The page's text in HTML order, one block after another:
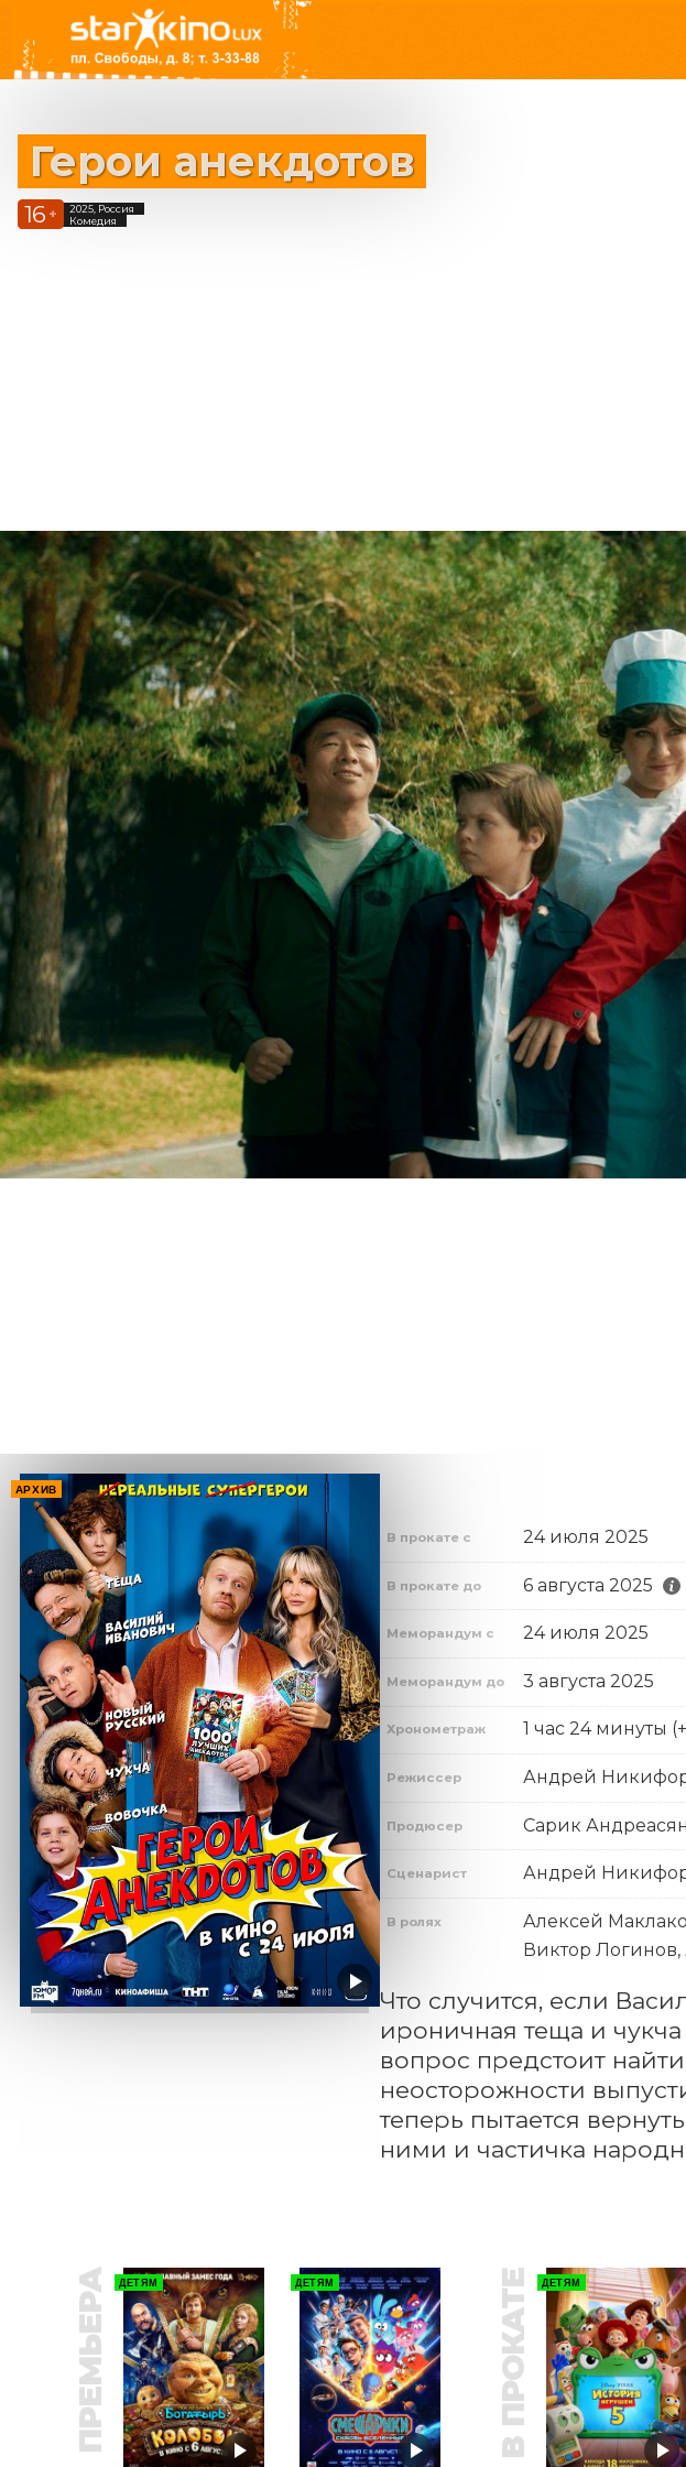
Герои анекдотов
16 +
2025, Россия
Комедия
АРХИВ
В прокате с 24 июля 2025
В прокате до 6 августа 2025
Меморандум с 24 июля 2025
Меморандум до 3 августа 2025
Хронометраж 1 час 24 минуты
Режиссер Андрей
Продюсер Сарик
Сценарист Андрей
В ролях
Алексей
Виктор
Что случится, если
ироничная теща и
вопрос предстоит
неосторожности
теперь пытается
ними и частичка
ПРЕМЬЕРА ДЕТЯМ ДЕТЯМ В ПРОКАТЕ ДЕТЯМ